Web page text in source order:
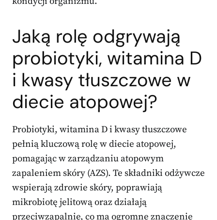
Jaką rolę odgrywają
probiotyki, witamina D
i kwasy tłuszczowe w
diecie atopowej?
Probiotyki, witamina D i kwasy tłuszczowe
pełnią kluczową rolę w diecie atopowej,
pomagając w zarządzaniu atopowym
zapaleniem skóry (AZS). Te składniki odżywcze
wspierają zdrowie skóry, poprawiają
mikrobiotę jelitową oraz działają
przeciwzapalnie, co ma ogromne znaczenie